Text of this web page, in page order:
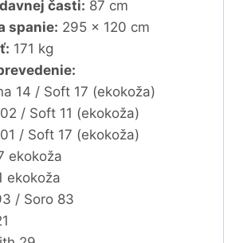
časti: 87 cm
spanie: 295 x 120 cm
171 kg
14 / Soft 17 (ekokoža)
/ Soft 11 (ekokoža)
/ Soft 17 (ekokoža)
ekokoža
ekokoža
/ Soro 83